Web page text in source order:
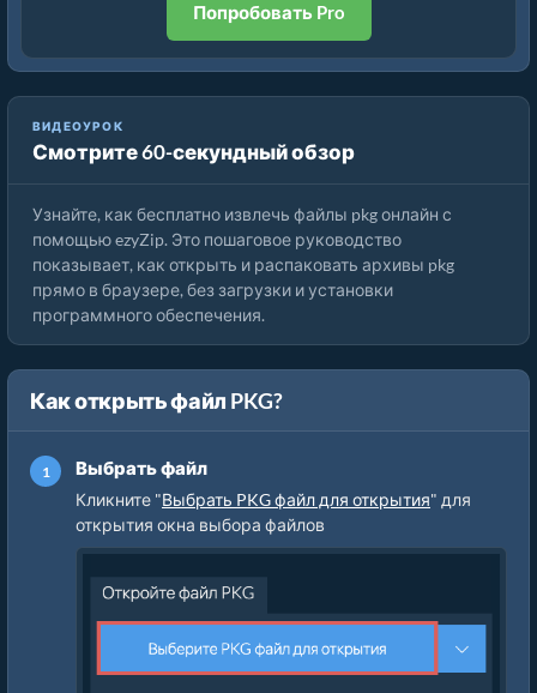
Попробовать Pro
ВИДЕОУРОК
Смотрите 60-секундный обзор
Как извлечь файлы pkg онлайн с помощью ezyZip
(бесплатно, без установки)
Узнайте, как бесплатно извлечь файлы pkg онлайн с
помощью ezyZip. Это пошаговое руководство
показывает, как открыть и распаковать архивы pkg
прямо в браузере, без загрузки и установки
программного обеспечения.
Как открыть файл PKG?
Выбрать файл
Кликните "Выбрать PKG файл для открытия" для
открытия окна выбора файлов